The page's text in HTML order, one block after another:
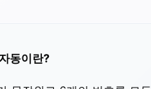
동이란?